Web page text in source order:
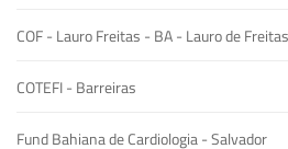
COF - Lauro Freitas - BA - Lauro de Freitas
COTEFI - Barreiras
Fund Bahiana de Cardiologia - Salvador